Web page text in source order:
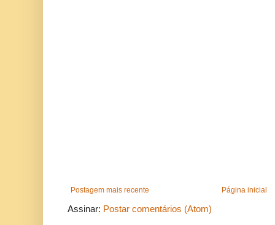
Postagem mais recente Página inicial
Assinar: Postar comentários (Atom)